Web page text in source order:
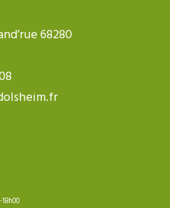
68280